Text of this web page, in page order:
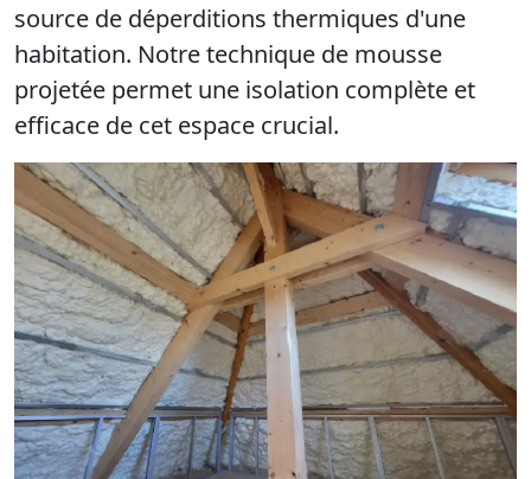
source de déperditions thermiques d'une
habitation. Notre technique de mousse
projetée permet une isolation complète et
efficace de cet espace crucial.